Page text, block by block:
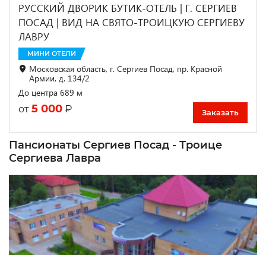
РУССКИЙ ДВОРИК БУТИК-ОТЕЛЬ | Г. СЕРГИЕВ
ПОСАД | ВИД НА СВЯТО-ТРОИЦКУЮ СЕРГИЕВУ
ЛАВРУ
МИНИ ОТЕЛИ
Московская область, г. Сергиев Посад, пр. Красной
Армии, д. 134/2
До центра 689 м
от 5 000 ₽ Заказать
Пансионаты Сергиев Посад - Троице
Сергиева Лавра